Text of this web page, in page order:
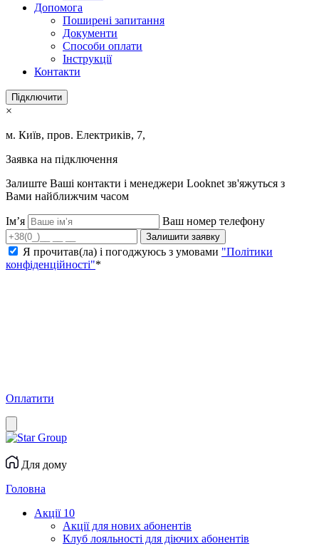
Допомога
Поширені запитання
Документи
Способи оплати
Інструкції
Контакти
Підключити
×
м. Київ, пров. Електриків, 7,
Заявка на підключення
Залиште Ваші контакти і менеджери Looknet зв'яжуться з
Вами найближчим часом
Ім’я Ваш номер телефону
Залишити заявку
Я прочитав(ла) і погоджуюсь з умовами "Політики
конфіденційності"*
Оплатити
Для дому
Головна
Акції 10
Акції для нових абонентів
Клуб лояльності для діючих абонентів